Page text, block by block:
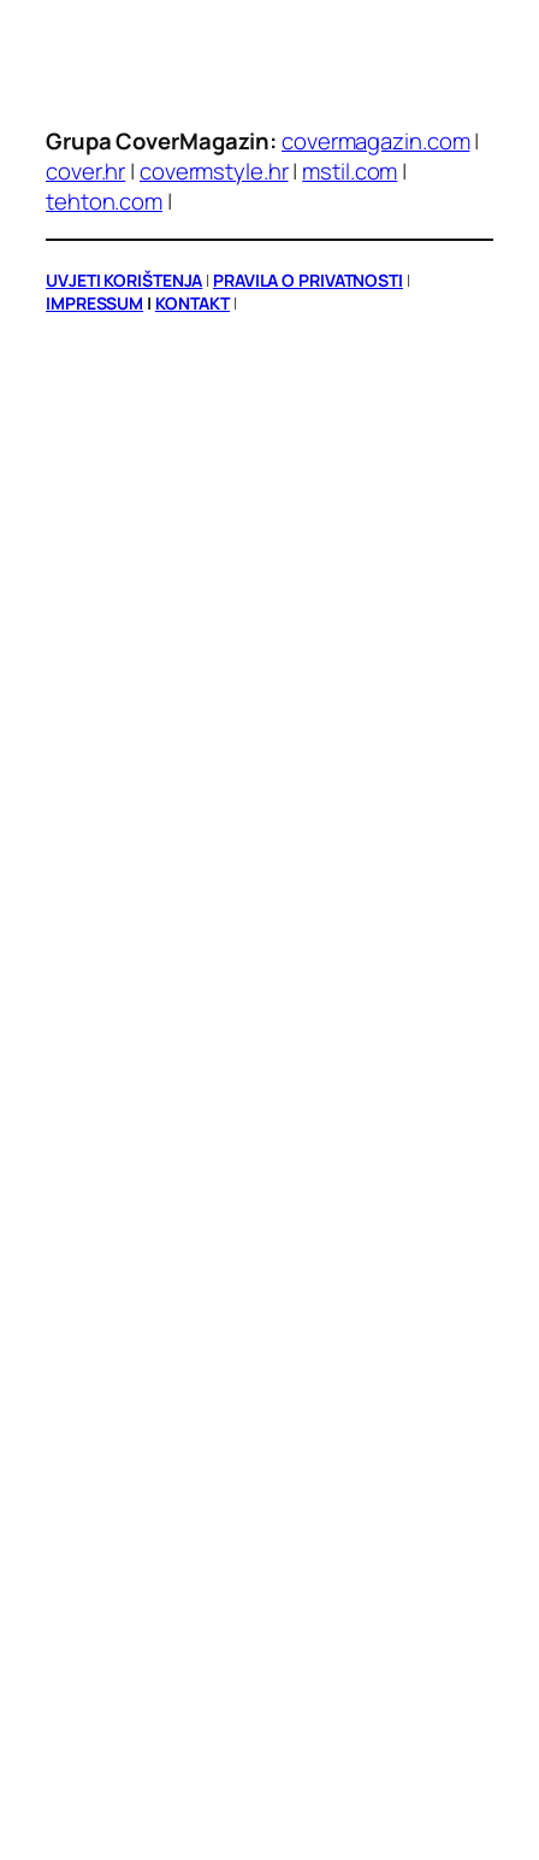
Grupa CoverMagazin:covermagazin.com|
cover.hr|covermstyle.hr| mstil.com|
tehton.com|
UVJETI KORIŠTENJA | PRAVILA O PRIVATNOSTI |
IMPRESSUM | KONTAKT|